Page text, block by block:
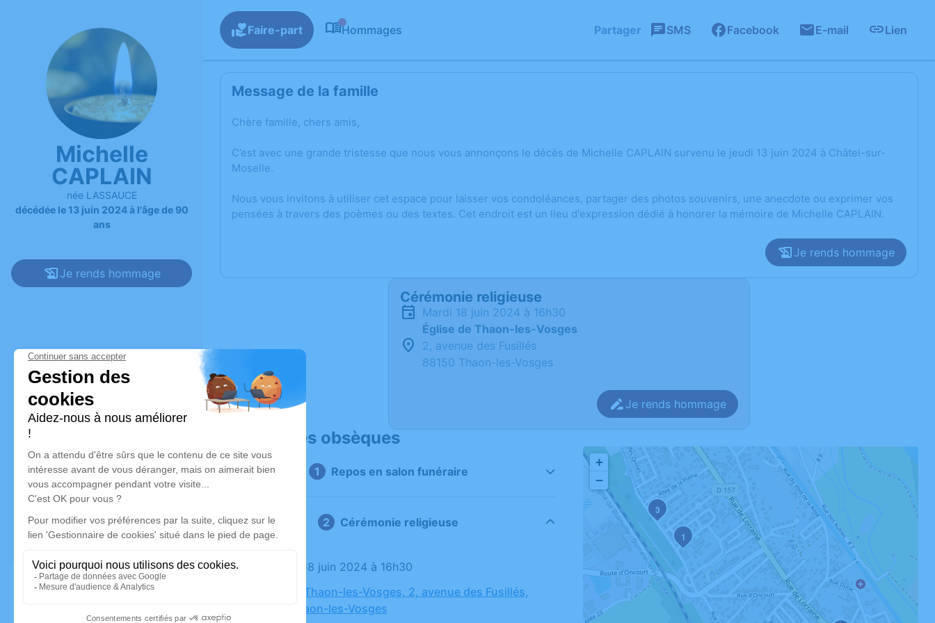
Michelle
CAPLAIN
née LASSAUCE
décédée le 13 juin 2024 à l'âge de 90
ans
Je rends hommage
Faire-part Hommages Partager SMS Facebook E-mail Lien
Message de la famille
Chère famille, chers amis,
C’est avec une grande tristesse que nous vous annonçons le décès de Michelle CAPLAIN survenu le jeudi 13 juin 2024 à Châtel-sur-
Moselle.
Nous vous invitons à utiliser cet espace pour laisser vos condoléances, partager des photos souvenirs, une anecdote ou exprimer vos
pensées à travers des poèmes ou des textes. Cet endroit est un lieu d'expression dédié à honorer la mémoire de Michelle CAPLAIN.
Je rends hommage
Cérémonie religieuse
mardi 18 juin 2024 à 16h30
Église de Thaon-les-Vosges
2, avenue des Fusillés
88150 Thaon-les-Vosges
Je rends hommage
Déroulé des obsèques
Repos en salon funéraire
Cérémonie religieuse
Le mardi 18 juin 2024 à 16h30
Église de Thaon-les-Vosges, 2, avenue des Fusillés,
88150 Thaon-les-Vosges
1
3
+
−